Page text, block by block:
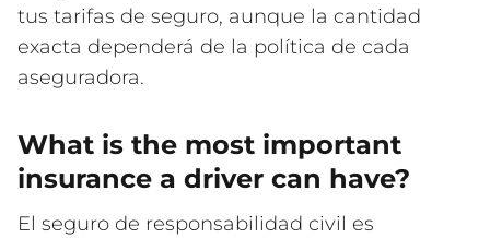
tus tarifas de seguro, aunque la cantidad
exacta dependerá de la política de cada
aseguradora.
What is the most important
insurance a driver can have?
El seguro de responsabilidad civil es